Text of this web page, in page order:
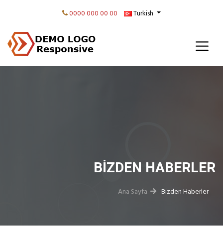
0000 000 00 00 Turkish
BIZDEN HABERLER
Ana Sayfa Bizden Haberler